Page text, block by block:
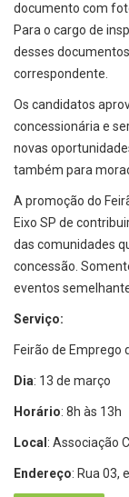
documento com
Para o cargo de
desses
correspondente.
Os candidatos
concessionária e
novas
também para
A promoção do
Eixo SP de
das comunidades
concessão.
eventos
Serviço:
Feirão de Emprego
Dia: 13 de março
Horário: 8h às 13h
Local : Associação
Endereço: Rua 03,